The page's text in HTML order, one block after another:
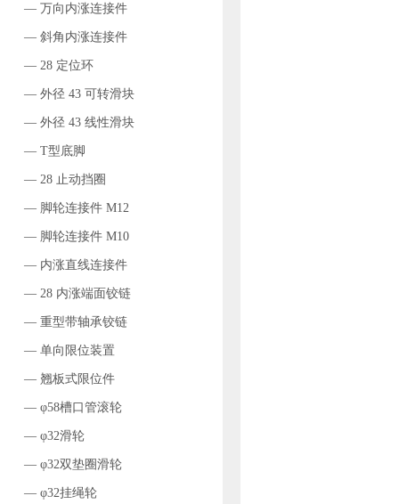
— 万向内涨连接件
— 斜角内涨连接件
— 28 定位环
— 外径 43 可转滑块
— 外径 43 线性滑块
— T型底脚
— 28 止动挡圈
— 脚轮连接件 M12
— 脚轮连接件 M10
— 内涨直线连接件
— 28 内涨端面铰链
— 重型带轴承铰链
— 单向限位装置
— 翘板式限位件
— φ58槽口管滚轮
— φ32滑轮
— φ32双垫圈滑轮
— φ32挂绳轮